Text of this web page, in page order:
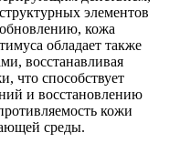
элементов
кожа
обладает также
восстанавливая
что способствует
и восстановлению
кожи
среды.